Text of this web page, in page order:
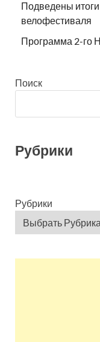
Подведены
велофестиваля
Программа 2-го
Поиск
Рубрики
Рубрики